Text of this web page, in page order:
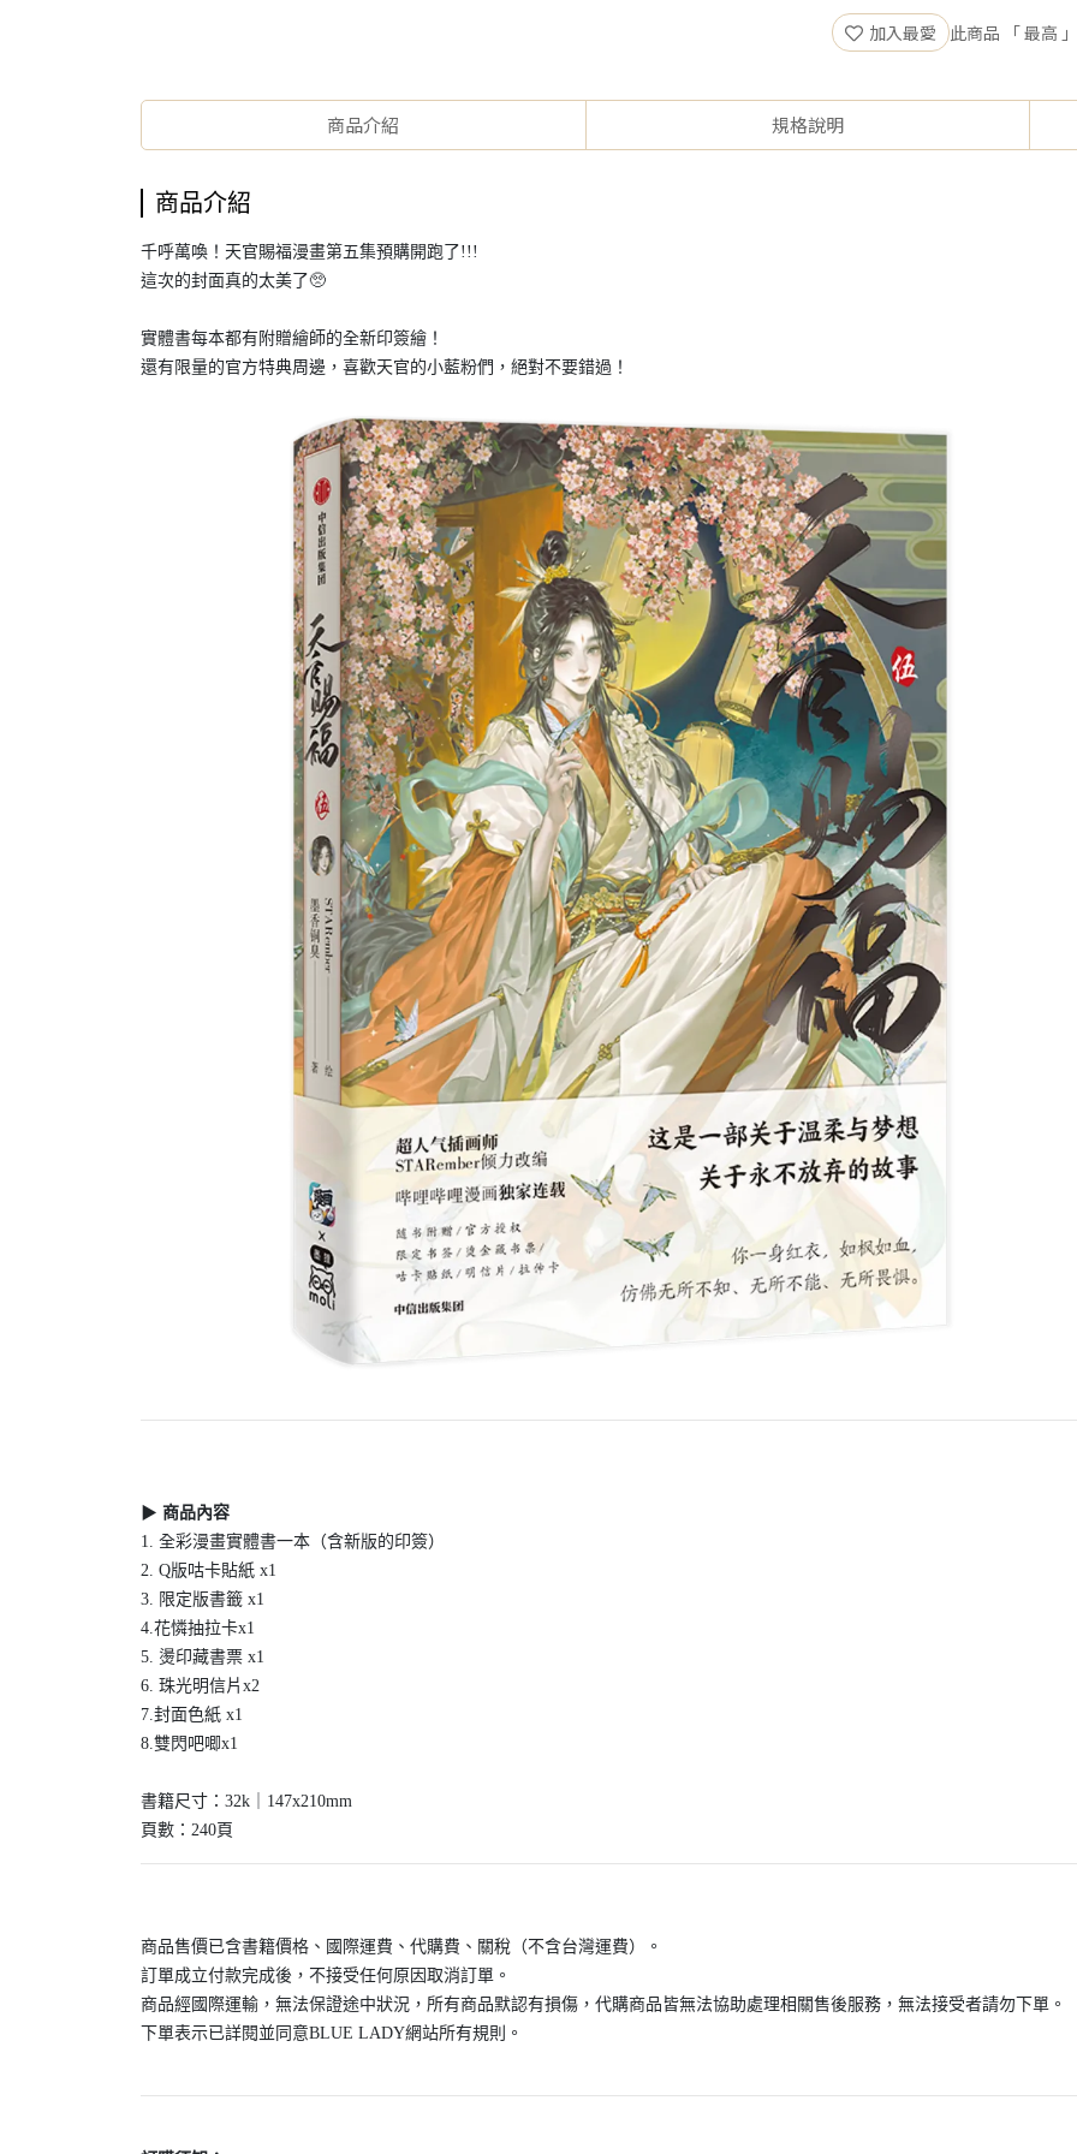
加入最愛 此商品 「 最高
商品介紹 規格說明
商品介紹
千呼萬喚！天官賜福漫畫第五集預購開跑了!!!
這次的封面真的太美了🥺
實體書每本都有附贈繪師的全新印簽繪！
還有限量的官方特典周邊，喜歡天官的小藍粉們，絕對不要錯過！
▶ 商品內容
1. 全彩漫畫實體書一本（含新版的印簽）
2. Q版咕卡貼紙 x1
3. 限定版書籤 x1
4.花憐抽拉卡x1
5. 燙印藏書票 x1
6. 珠光明信片x2
7.封面色紙 x1
8.雙閃吧唧x1
書籍尺寸：32k｜147x210mm
頁數：240頁
商品售價已含書籍價格、國際運費、代購費、關稅（不含台灣運費）。
訂單成立付款完成後，不接受任何原因取消訂單。
商品經國際運輸，無法保證途中狀況，所有商品默認有損傷，代購商品皆無法協助處理相關售後服務，無法接受者請勿下單。
下單表示已詳閱並同意BLUE LADY網站所有規則。